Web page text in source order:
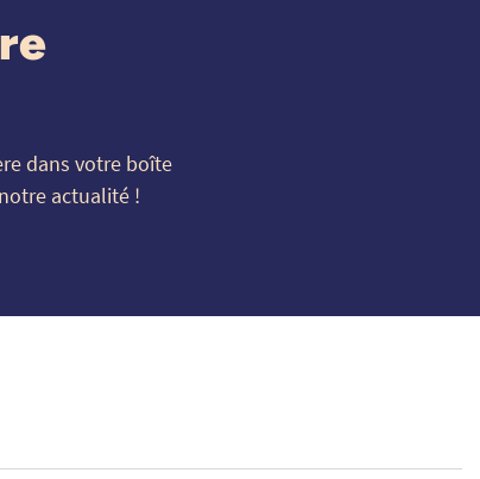
dans votre boîte
actualité !